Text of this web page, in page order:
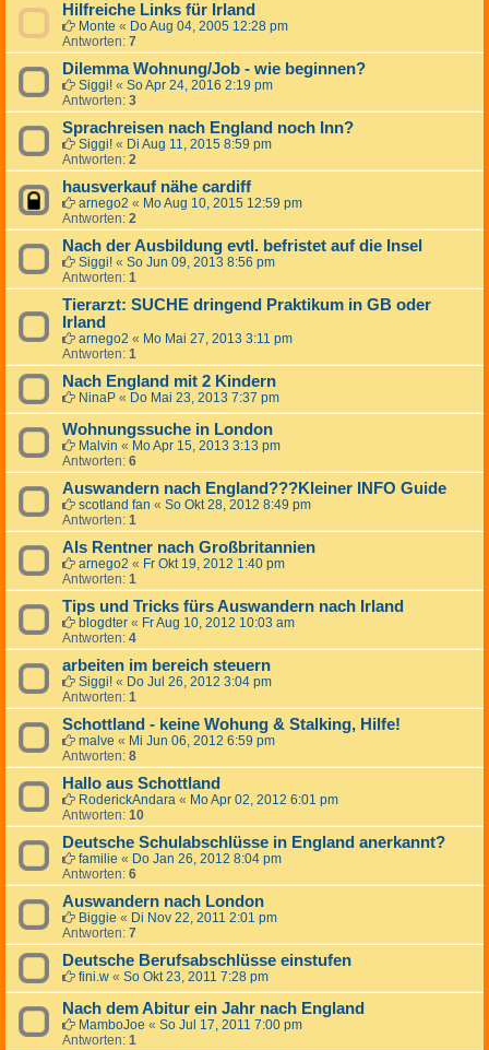
Hilfreiche Links für Irland
Monte « Do Aug 04, 2005 12:28 pm
Antworten: 7
Dilemma Wohnung/Job - wie beginnen?
Siggi! « So Apr 24, 2016 2:19 pm
Antworten: 3
Sprachreisen nach England noch Inn?
Siggi! « Di Aug 11, 2015 8:59 pm
Antworten: 2
hausverkauf nähe cardiff
arnego2 « Mo Aug 10, 2015 12:59 pm
Antworten: 2
Nach der Ausbildung evtl. befristet auf die Insel
Siggi! « So Jun 09, 2013 8:56 pm
Antworten: 1
Tierarzt: SUCHE dringend Praktikum in GB oder
Irland
arnego2 « Mo Mai 27, 2013 3:11 pm
Antworten: 1
Nach England mit 2 Kindern
NinaP « Do Mai 23, 2013 7:37 pm
Wohnungssuche in London
Malvin « Mo Apr 15, 2013 3:13 pm
Antworten: 6
Auswandern nach England???Kleiner INFO Guide
scotland fan « So Okt 28, 2012 8:49 pm
Antworten: 1
Als Rentner nach Großbritannien
arnego2 « Fr Okt 19, 2012 1:40 pm
Antworten: 1
Tips und Tricks fürs Auswandern nach Irland
blogdter « Fr Aug 10, 2012 10:03 am
Antworten: 4
arbeiten im bereich steuern
Siggi! « Do Jul 26, 2012 3:04 pm
Antworten: 1
Schottland - keine Wohung & Stalking, Hilfe!
malve « Mi Jun 06, 2012 6:59 pm
Antworten: 8
Hallo aus Schottland
RoderickAndara « Mo Apr 02, 2012 6:01 pm
Antworten: 10
Deutsche Schulabschlüsse in England anerkannt?
familie « Do Jan 26, 2012 8:04 pm
Antworten: 6
Auswandern nach London
Biggie « Di Nov 22, 2011 2:01 pm
Antworten: 7
Deutsche Berufsabschlüsse einstufen
fini.w « So Okt 23, 2011 7:28 pm
Nach dem Abitur ein Jahr nach England
MamboJoe « So Jul 17, 2011 7:00 pm
Antworten: 1